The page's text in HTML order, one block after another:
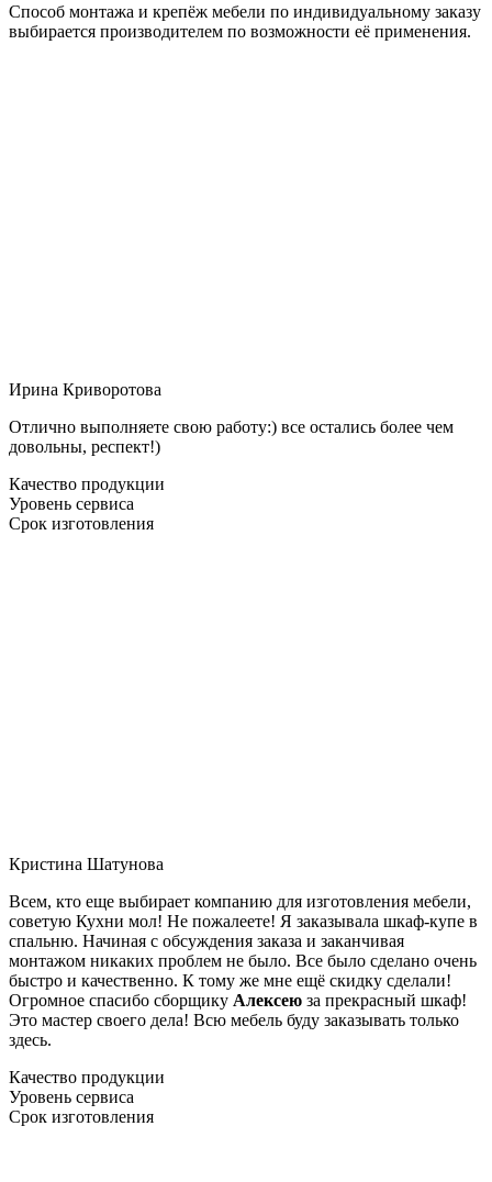
Способ монтажа и крепёж мебели по индивидуальному заказу
выбирается производителем по возможности её применения.
Ирина Криворотова
Отлично выполняете свою работу:) все остались более чем
довольны, респект!)
Качество продукции
Уровень сервиса
Срок изготовления
Кристина Шатунова
Всем, кто еще выбирает компанию для изготовления мебели,
советую Кухни мол! Не пожалеете! Я заказывала шкаф-купе в
спальню. Начиная с обсуждения заказа и заканчивая
монтажом никаких проблем не было. Все было сделано очень
быстро и качественно. К тому же мне ещё скидку сделали!
Огромное спасибо сборщику Алексею за прекрасный шкаф!
Это мастер своего дела! Всю мебель буду заказывать только
здесь.
Качество продукции
Уровень сервиса
Срок изготовления